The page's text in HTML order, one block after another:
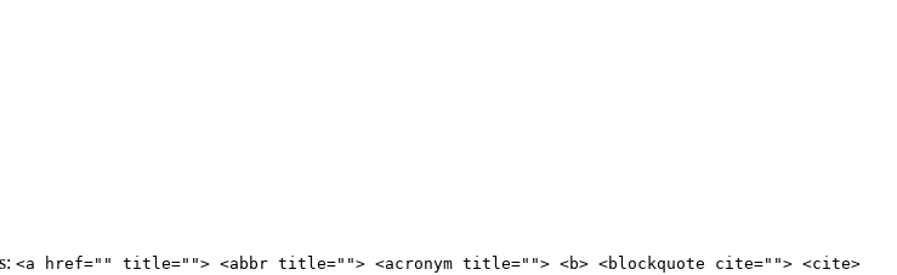
<a href="" title=""> <abbr title=""> <acronym title=""> <b> <blockquote cite=""> <cite>